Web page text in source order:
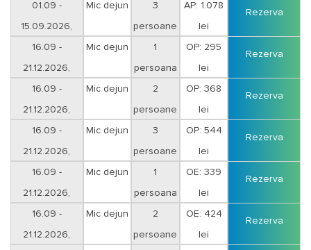
01.09 -
15.09.2026,
Mic dejun 3
persoane
AP: 1.078
lei
Rezerva
16.09 -
21.12.2026,
Mic dejun 1
persoana
OP: 295
lei
Rezerva
16.09 -
21.12.2026,
Mic dejun 2
persoane
OP: 368
lei
Rezerva
16.09 -
21.12.2026,
Mic dejun 3
persoane
OP: 544
lei
Rezerva
16.09 -
21.12.2026,
Mic dejun 1
persoana
OE: 339
lei
Rezerva
16.09 -
21.12.2026,
Mic dejun 2
persoane
OE: 424
lei
Rezerva